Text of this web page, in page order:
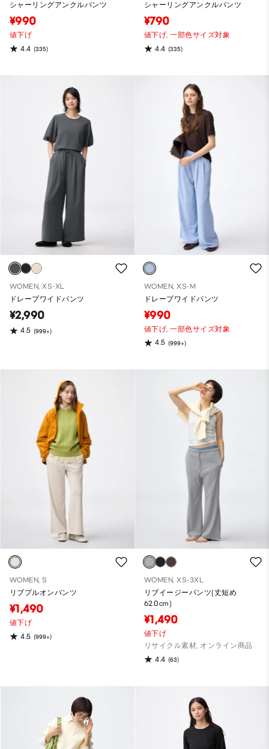
シャーリングアンクルパンツ
¥990
値下げ
4.4 (335)
シャーリングアンクルパンツ
¥790
値下げ,一部色サイズ対象
4.4 (335)
WOMEN, XS-XL
ドレープワイドパンツ
¥2,990
4.5 (999+)
WOMEN, XS-M
ドレープワイドパンツ
¥990
値下げ,一部色サイズ対象
4.5 (999+)
WOMEN, S
リブプルオンパンツ
¥1,490
値下げ
4.5 (999+)
WOMEN, XS-3XL
リブイージーパンツ(丈短め
62.0cm)
¥1,490
値下げ
リサイクル素材, オンライン商品
4.4 (63)